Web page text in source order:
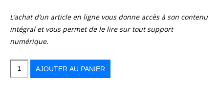
L’achat d’un article en ligne vous donne accès à son contenu
intégral et vous permet de le lire sur tout support
numérique.
quantité
paradis
flamants
AJOUTER AU PANIER